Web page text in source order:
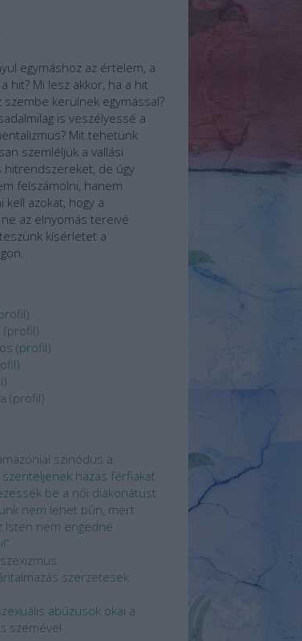
egymáshoz az értelem, a
hit? Mi lesz akkor, ha a hit
szembe kerülnek egymással?
is veszélyessé a
Mit tehetünk
szemléljük a vallási
hitrendszereket, de úgy
felszámolni, hanem
azokat, hogy a
az elnyomás tereivé
kísérletet a
)
(profil)
(profil)
)
)
(profil)
szinódus a
házas férfiakat
be a női diakonátust
nem lehet bűn, mert
Isten nem engedné
szerzetesek
abúzusok okai a
szemével